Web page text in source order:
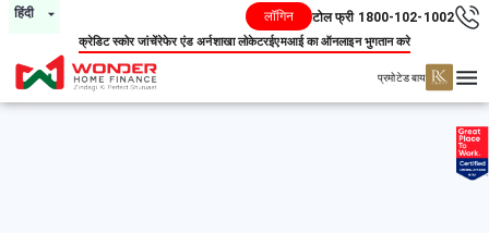
हिंदी लॉगिन टोल फ्री 1800-102-1002
क्रेडिट स्कोर जांचेंरेफेर एंड अर्नशाखा लोकेटरईएमआई का ऑनलाइन भुगतान करे
प्रमोटेड बाय